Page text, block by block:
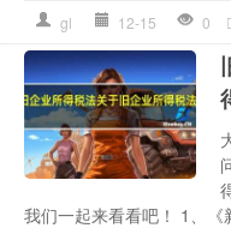
gl 12-15 0
我们一起来看看吧！ 1、